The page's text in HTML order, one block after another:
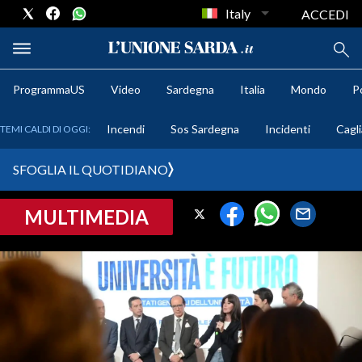
VIDEO
CRONACA SARDEGNA
PROVINCIA DI CAGLIARI
SULCIS IGLESIENTE
Italy ACCEDI
ProgrammaUS Video Sardegna Italia Mondo
TEMI CALDI DI OGGI: Incendi Sos Sardegna Incidenti
SFOGLIA IL QUOTIDIANO
MULTIMEDIA